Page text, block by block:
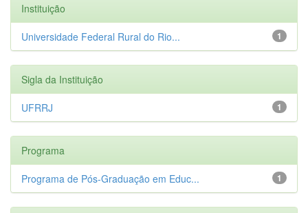
Instituição
1
Universidade Federal Rural do Rio...
Sigla da Instituição
1
UFRRJ
Programa
1
Programa de Pós-Graduação em Educ...